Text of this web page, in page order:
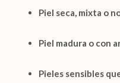
Piel seca, mixta o
Piel madura o con
Pieles sensibles